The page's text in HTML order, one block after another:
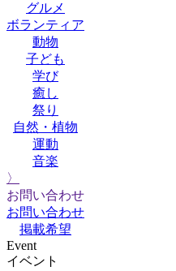
グルメ
ボランティア
動物
子ども
学び
癒し
祭り
自然・植物
運動
音楽
〉
お問い合わせ
お問い合わせ
掲載希望
Event
イベント